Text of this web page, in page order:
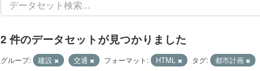
2 件のデータセットが見つかりました
グループ: 建設 交通 フォーマット: HTML タグ: 都市計画